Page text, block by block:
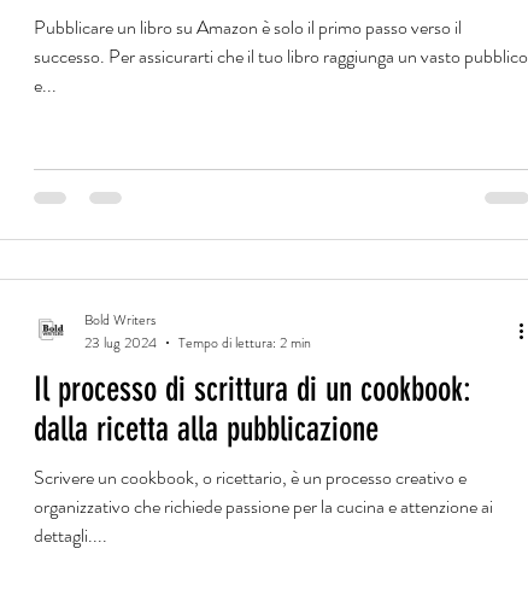
Pubblicare un libro su Amazon è solo il primo passo verso il
successo. Per assicurarti che il tuo libro raggiunga un vasto pubblico
e...
Il processo di scrittura di un cookbook:
dalla ricetta alla pubblicazione
Scrivere un cookbook, o ricettario, è un processo creativo e
organizzativo che richiede passione per la cucina e attenzione ai
dettagli....
Bold Writers
23 lug 2024
Tempo di lettura: 2 min